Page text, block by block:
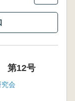
第12号
会